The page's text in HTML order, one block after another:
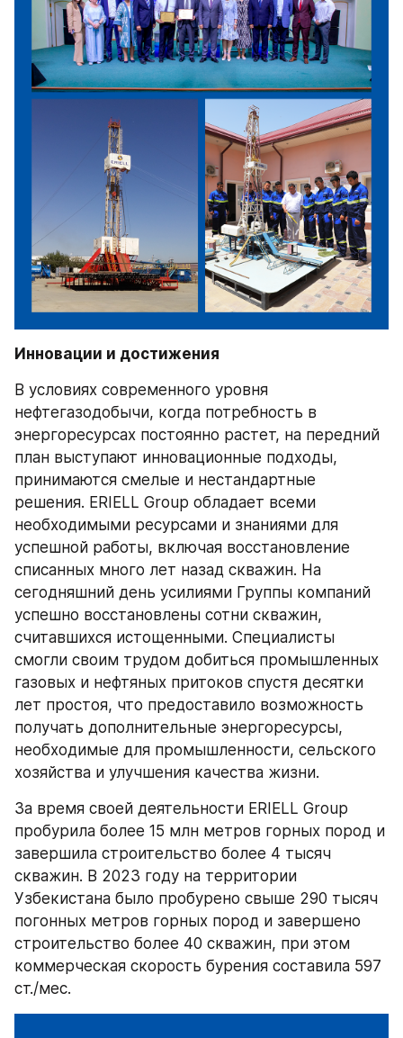
Инновации и достижения
В условиях современного уровня
нефтегазодобычи, когда потребность в
энергоресурсах постоянно растет, на передний
план выступают инновационные подходы,
принимаются смелые и нестандартные
решения. ERIELL Group обладает всеми
необходимыми ресурсами и знаниями для
успешной работы, включая восстановление
списанных много лет назад скважин. На
сегодняшний день усилиями Группы компаний
успешно восстановлены сотни скважин,
считавшихся истощенными. Специалисты
смогли своим трудом добиться промышленных
газовых и нефтяных притоков спустя десятки
лет простоя, что предоставило возможность
получать дополнительные энергоресурсы,
необходимые для промышленности, сельского
хозяйства и улучшения качества жизни.
За время своей деятельности ERIELL Group
пробурила более 15 млн метров горных пород и
завершила строительство более 4 тысяч
скважин. В 2023 году на территории
Узбекистана было пробурено свыше 290 тысяч
погонных метров горных пород и завершено
строительство более 40 скважин, при этом
коммерческая скорость бурения составила 597
ст./мес.